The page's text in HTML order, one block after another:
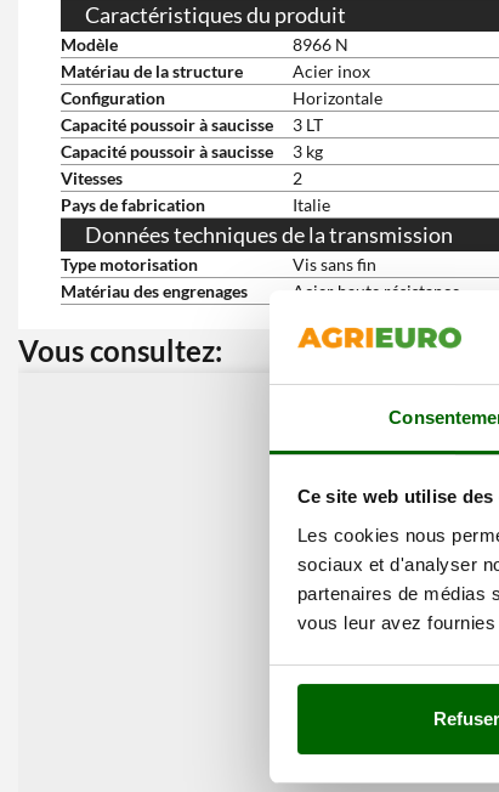
Ce site web utilise des
Les cookies nous
sociaux et d'analyser
partenaires de médias
vous leur avez
Refuser
Caractéristiques du produit
Modèle
8966 N
Matériau de la structure
Acier inox
Configuration
Horizontale
Capacité poussoir à saucisse
3 LT
Capacité poussoir à saucisse
3 kg
Vitesses
2
Pays de fabrication
Italie
Données techniques de la transmission
Type motorisation
Vis sans fin
Matériau des engrenages
Acier haute résistance
Vous consultez: